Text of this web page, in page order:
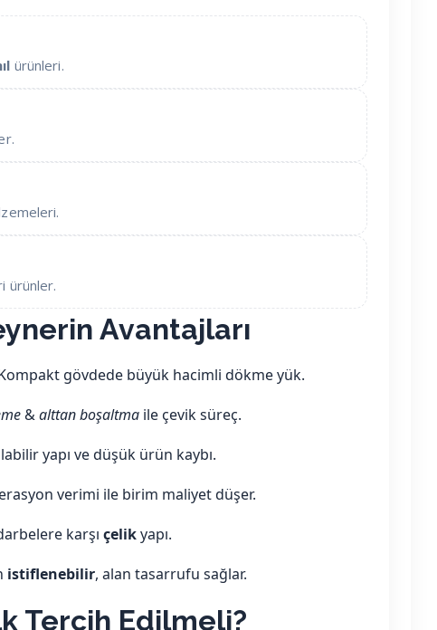
ürünleri.
ürünler.
Avantajları
gövdede büyük hacimli dökme yük.
&alttan boşaltma ile çevik süreç.
yapı ve düşük ürün kaybı.
verimi ile birim maliyet düşer.
karşı çelikyapı.
istiflenebilir, alan tasarrufu sağlar.
Tercih Edilmeli?